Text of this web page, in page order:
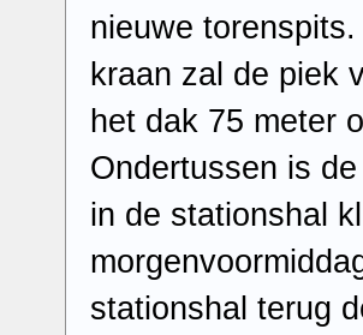
nieuwe
kraan zal de piek
het dak 75 meter
Ondertussen is
in de stationshal
stationshal terug